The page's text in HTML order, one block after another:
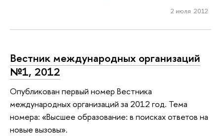
2 июля 2012
Вестник международных организаций
№1, 2012
Опубликован первый номер Вестника
международных организаций за 2012 год. Тема
номера: «Высшее образование: в поисках ответов на
новые вызовы».